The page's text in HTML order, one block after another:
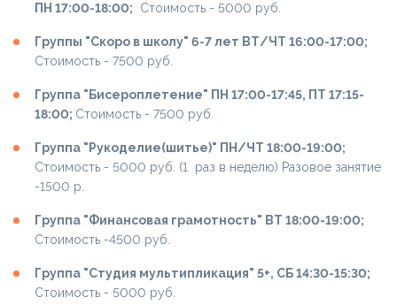
ПН 17:00-18:00; Cтоимость - 5000 руб.
Группы "Скоро в школу" 6-7 лет ВТ/ЧТ 16:00-17:00;
Cтоимость - 7500 руб.
Группа "Бисероплетение" ПН 17:00-17:45, ПТ 17:15-
18:00; Cтоимость - 7500 руб.
Группа "Рукоделие(шитье)" ПН/ЧТ 18:00-19:00;
Cтоимость - 5000 руб. (1 раз в неделю) Разовое занятие
-1500 р.
Группа "Финансовая грамотность" ВТ 18:00-19:00;
Cтоимость -4500 руб.
Группа "Студия мультипликация" 5+, СБ 14:30-15:30;
Cтоимость - 5000 руб.